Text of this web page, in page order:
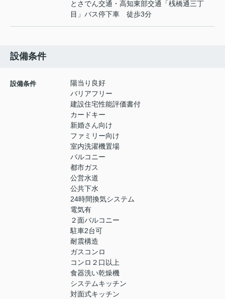
とさでん交通・高知東部交通「桟橋通三丁
目」バス停下車 徒歩3分
設備条件
設備条件
陽当り良好
バリアフリー
建設住宅性能評価書付
カードキー
新婚さん向け
ファミリー向け
室内洗濯機置場
バルコニー
都市ガス
公営水道
公共下水
24時間換気システム
電気有
２面バルコニー
駐車2台可
耐震構造
ガスコンロ
コンロ２口以上
食器洗い乾燥機
システムキッチン
対面式キッチン